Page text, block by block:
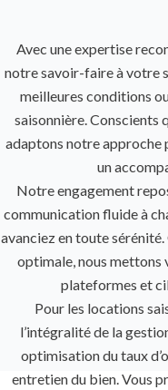
Avec une expertise
notre savoir-faire à votre
meilleures conditions
saisonnière. Conscients
adaptons notre approche
un
Notre engagement
communication fluide à
avanciez en toute
optimale, nous mettons
plateformes et
Pour les locations
l’intégralité de la
optimisation du taux
entretien du bien. Vous